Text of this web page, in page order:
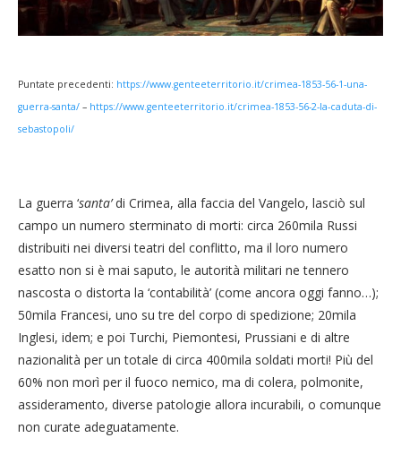
Puntate precedenti: https://www.genteeterritorio.it/crimea-1853-56-1-una-
guerra-santa/ – https://www.genteeterritorio.it/crimea-1853-56-2-la-caduta-di-
sebastopoli/
La guerra ‘santa’di Crimea, alla faccia del Vangelo, lasciò sul
campo un numero sterminato di morti: circa 260mila Russi
distribuiti nei diversi teatri del conflitto, ma il loro numero
esatto non si è mai saputo, le autorità militari ne tennero
nascosta o distorta la ‘contabilità’ (come ancora oggi fanno…);
50mila Francesi, uno su tre del corpo di spedizione; 20mila
Inglesi, idem; e poi Turchi, Piemontesi, Prussiani e di altre
nazionalità per un totale di circa 400mila soldati morti! Più del
60% non morì per il fuoco nemico, ma di colera, polmonite,
assideramento, diverse patologie allora incurabili, o comunque
non curate adeguatamente.